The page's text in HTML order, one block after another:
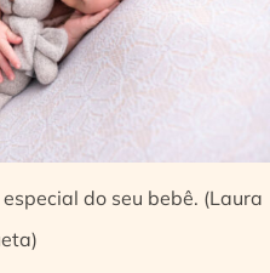
do seu bebê. (Laura